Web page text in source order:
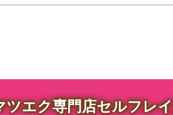
ツエク専門店セルフレ